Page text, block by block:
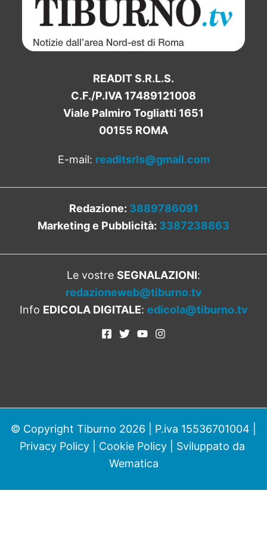
READIT S.R.L.S.
C.F./P.IVA 17489121008
Viale Palmiro Togliatti 1651
00155 ROMA
E-mail: readitsrls@gmail.com
Redazione: 3889786091
Marketing e Pubblicità: 3387238863
Le vostre SEGNALAZIONI:
redazioneweb@tiburno.tv
Info EDICOLA DIGITALE: edicola@tiburno.tv
© Copyright Tiburno 2026 | P.iva 15536701004 |
Privacy Policy| Cookie Policy| Sviluppato da
Wematica